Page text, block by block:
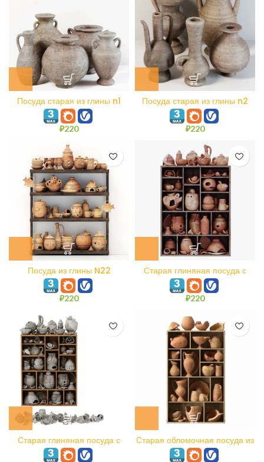
Посуда старая из глины n1
₽220
Посуда старая из глины n2
₽220
Посуда из глины N22
₽220
Старая глиняная посуда с
осколками n2
₽220
Старая глиняная посуда с
осколками n3
Старая обломочная посуда из
глины n1